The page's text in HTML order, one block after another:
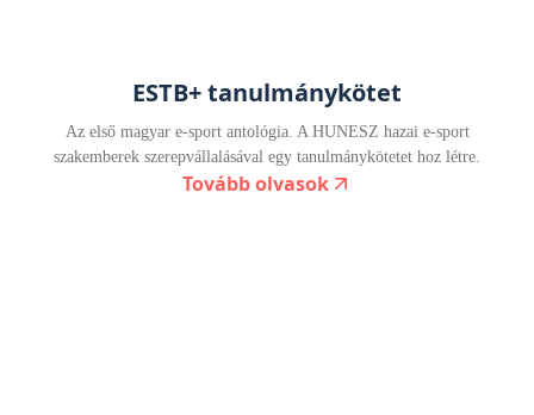
ESTB+ tanulmánykötet
Az első magyar e-sport antológia. A HUNESZ hazai e-sport
szakemberek szerepvállalásával egy tanulmánykötetet hoz létre.
Tovább olvasok